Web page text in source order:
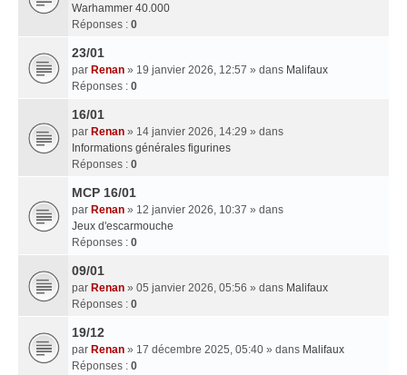
Warhammer 40.000
Réponses : 0
23/01
par Renan » 19 janvier 2026, 12:57 » dans Malifaux
Réponses : 0
16/01
par Renan » 14 janvier 2026, 14:29 » dans
Informations générales figurines
Réponses : 0
MCP 16/01
par Renan » 12 janvier 2026, 10:37 » dans
Jeux d'escarmouche
Réponses : 0
09/01
par Renan » 05 janvier 2026, 05:56 » dans Malifaux
Réponses : 0
19/12
par Renan » 17 décembre 2025, 05:40 » dans Malifaux
Réponses : 0